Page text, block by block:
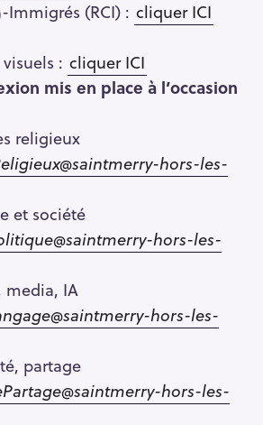
Immigrés (RCI) : cliquer ICI
: cliquer ICI
mis en place à l’occasion
religieux
hors-les-
et société
hors-les-
media, IA
hors-les-
partage
hors-les-